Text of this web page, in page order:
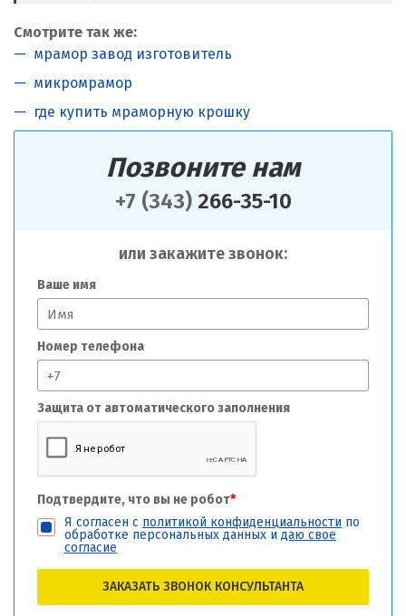
Смотрите так же:
мрамор завод изготовитель
микромрамор
где купить мраморную крошку
Позвоните нам
+7 (343)266-35-10
или закажите звонок:
Ваше имя
Номер телефона
Защита от автоматического заполнения
Подтвердите, что вы не робот*
Я согласен с политикой конфиденциальности по
обработке персональных данных и даю свое
согласие
ЗАКАЗАТЬ ЗВОНОК КОНСУЛЬТАНТА